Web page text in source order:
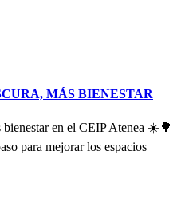
MÁS BIENESTAR
en el CEIP Atenea ☀️🌳
para mejorar los espacios